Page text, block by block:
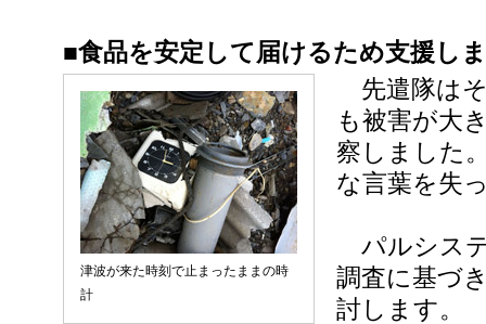
■食品を安定して届けるため支援し
津波が来た時刻で止まったままの時
計
先遣隊は
も被害が大
察しました
な言葉を失
パルシス
調査に基づ
討します。